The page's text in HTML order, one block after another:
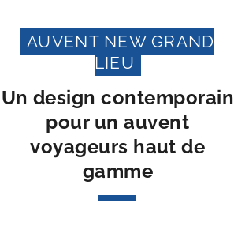
AUVENT NEW GRAND
LIEU
Un design contemporain
pour un auvent
voyageurs haut de
gamme